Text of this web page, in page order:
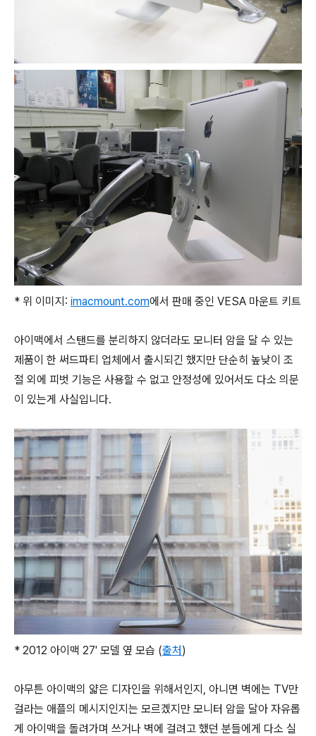
* 위 이미지: imacmount.com에서 판매 중인 VESA 마운트 키트
아이맥에서 스탠드를 분리하지 않더라도 모니터 암을 달 수 있는
제품이 한 써드파티 업체에서 출시되긴 했지만 단순히 높낮이 조
절 외에 피벗 기능은 사용할 수 없고 안정성에 있어서도 다소 의문
이 있는게 사실입니다.
* 2012 아이맥 27' 모델 옆 모습 (출처)
아무튼 아이맥의 얇은 디자인을 위해서인지, 아니면 벽에는 TV만
걸라는 애플의 메시지인지는 모르겠지만 모니터 암을 달아 자유롭
게 아이맥을 돌려가며 쓰거나 벽에 걸려고 했던 분들에게 다소 실